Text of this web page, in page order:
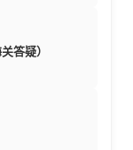
答疑）